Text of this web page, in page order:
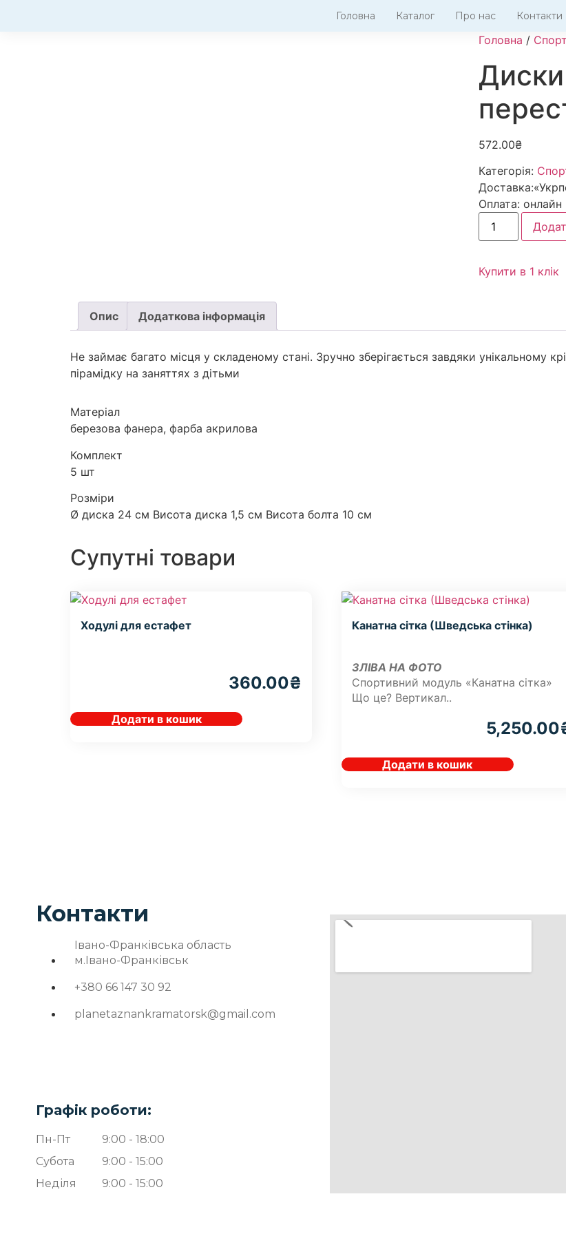
Головна Каталог Про нас Контакти
Головна /
572.00₴
Категорія:
Доставка:
Оплата: онлайн
Купити в 1 клiк
Опис Додаткова інформація
Не займає багато місця у складеному стані. Зручно зберігається завдяки унікальному
пірамідку на заняттях з дітьми
Матеріал
березова фанера, фарба акрилова
Комплект
5 шт
Розміри
Ø диска 24 см Висота диска 1,5 см Висота болта 10 см
Супутні товари
Ходулі для естафет
360.00₴
Додати в кошик
Канатна сітка (Шведська стінка)
ЗЛІВА НА ФОТО
Спортивний модуль «Канатна сітка»
Що це? Вертикал..
5,250.00
Додати в кошик
Контакти
Івано-Франківська область
м.Івано-Франківськ
+380 66 147 30 92
planetaznankramatorsk@gmail.com
Графік роботи:
Пн-Пт
Субота
Неділя
9:00 - 18:00
9:00 - 15:00
9:00 - 15:00